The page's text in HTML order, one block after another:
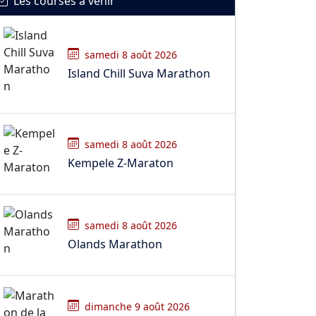
samedi 8 août 2026
Island Chill Suva Marathon
samedi 8 août 2026
Kempele Z-Maraton
samedi 8 août 2026
Olands Marathon
dimanche 9 août 2026